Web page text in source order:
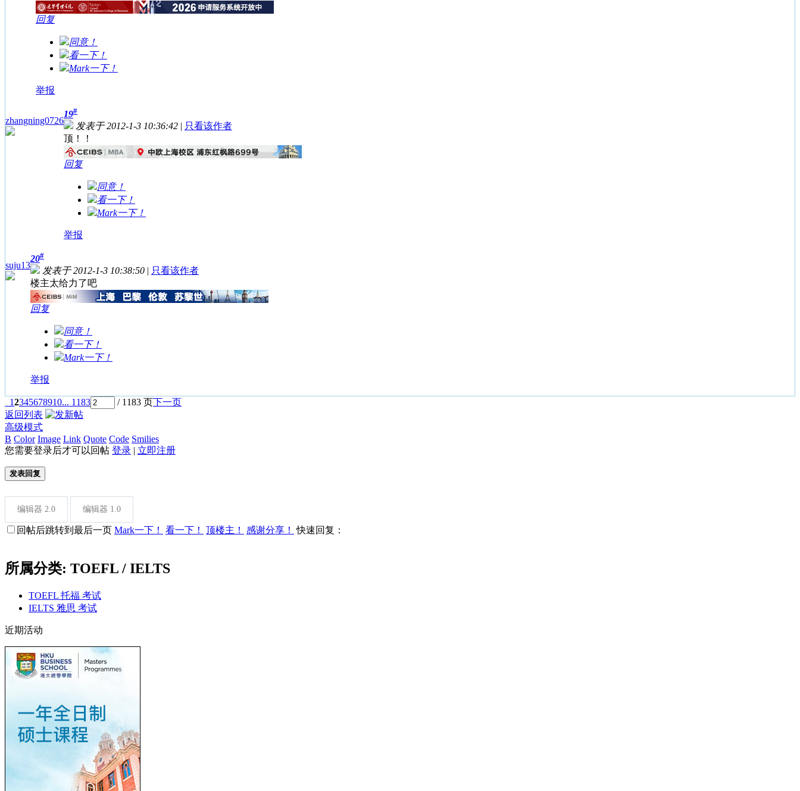
回复
同意！
看一下！
Mark一下！
举报
zhangning0726
19#
发表于 2012-1-3 10:36:42 | 只看该作者
顶！！
回复
同意！
看一下！
Mark一下！
举报
suju13
20#
发表于 2012-1-3 10:38:50 | 只看该作者
楼主太给力了吧
回复
同意！
看一下！
Mark一下！
举报
12345678910... 1183 / 1183 页下一页
返回列表
高级模式
B Color Image Link Quote Code Smilies
您需要登录后才可以回帖 登录 | 立即注册
发表回复
编辑器 2.0 编辑器 1.0
回帖后跳转到最后一页 Mark一下！ 看一下！ 顶楼主！ 感谢分享！ 快速回复：
所属分类: TOEFL / IELTS
TOEFL 托福 考试
IELTS 雅思 考试
近期活动